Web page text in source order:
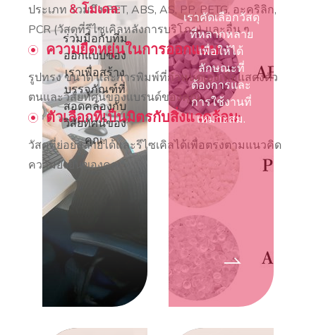
ประเภท รวมถึง PET, ABS, AS, PP, PETG, อะคริลิก,
PCR (วัสดุที่รีไซเคิลหลังการบริโภค) และอื่น ๆ
ความยืดหยุ่นในการออกแบบ:
รูปทรง ขนาด และการพิมพ์ที่กำหนดเองเพื่อแสดงตัว
ตนและวิสัยทัศน์ของแบรนด์ของคุณ.
ตัวเลือกที่เป็นมิตรกับสิ่งแวดล้อม:
วัสดุที่ย่อยสลายได้และรีไซเคิลได้เพื่อตรงตามแนวคิด
ความยั่งยืนของคุณ.
& โมเดล:
ร่วมมือกับทีม
ออกแบบของ
เราเพื่อสร้าง
บรรจุภัณฑ์ที่
สอดคล้องกับ
วิสัยทัศน์ของ
คุณ.
เราคัดเลือกวัสดุ
ที่หลากหลาย
เพื่อให้ได้
ลักษณะที่
ต้องการและ
การใช้งานที่
เหมาะสม.